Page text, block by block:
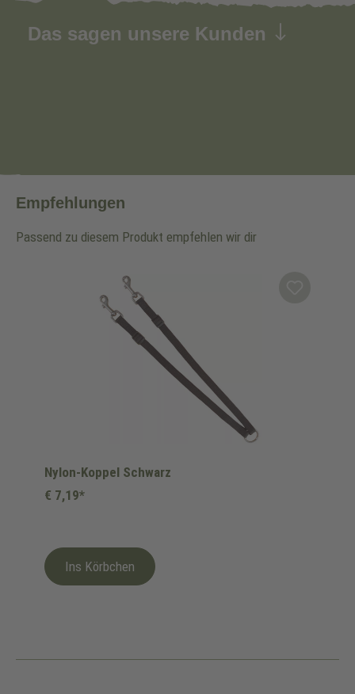
Das sagen unsere Kunden
Empfehlungen
Passend zu diesem Produkt empfehlen wir dir
Nylon-Koppel Schwarz
€ 7,19*
Ins Körbchen